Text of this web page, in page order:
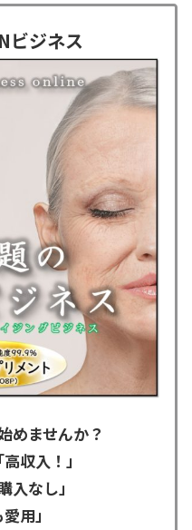
ビジネス
めませんか？
収入！」
入なし」
用」